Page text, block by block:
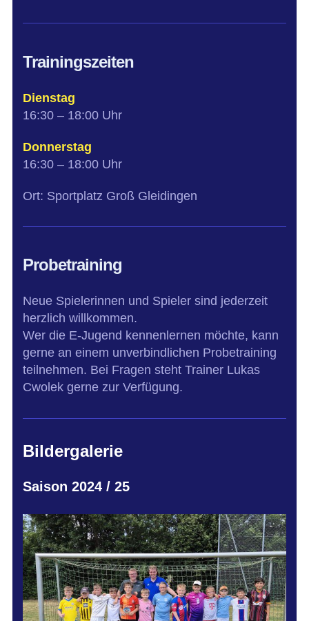
Trainingszeiten
Dienstag
16:30 – 18:00 Uhr
Donnerstag
16:30 – 18:00 Uhr
Ort: Sportplatz Groß Gleidingen
Probetraining
Neue Spielerinnen und Spieler sind jederzeit
herzlich willkommen.
Wer die E-Jugend kennenlernen möchte, kann
gerne an einem unverbindlichen Probetraining
teilnehmen. Bei Fragen steht Trainer Lukas
Cwolek gerne zur Verfügung.
Bildergalerie
Saison 2024 / 25